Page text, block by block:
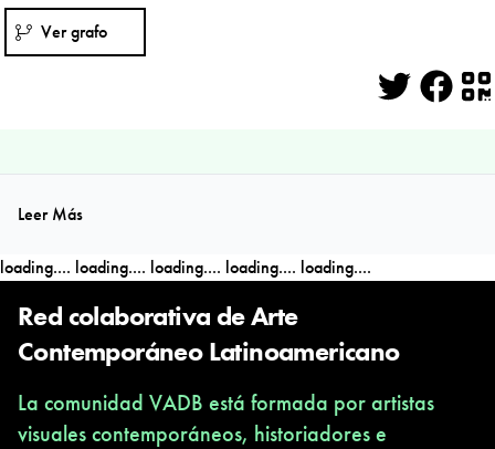
Ver grafo
Leer Más
loading.... loading.... loading.... loading.... loading....
Red colaborativa de Arte
Contemporáneo Latinoamericano
La comunidad VADB está formada por artistas
visuales contemporáneos, historiadores e